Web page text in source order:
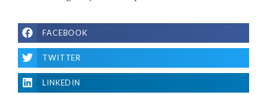
FACEBOOK
TWITTER
LINKEDIN